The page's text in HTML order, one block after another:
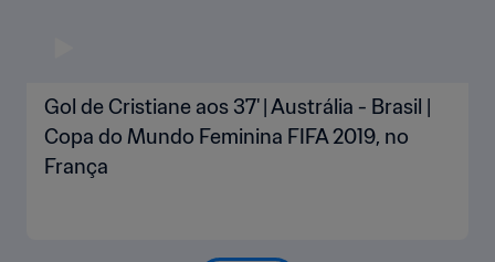
Gol de Cristiane aos 37' | Austrália - Brasil |
Copa do Mundo Feminina FIFA 2019, no
França